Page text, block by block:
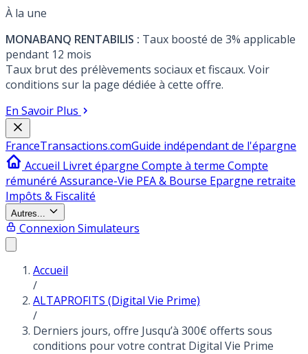
À la une
MONABANQ RENTABILIS : Taux boosté de 3% applicable
pendant 12 mois
Taux brut des prélèvements sociaux et fiscaux. Voir
conditions sur la page dédiée à cette offre.
En Savoir Plus
FranceTransactions.comGuide indépendant de l'épargne
Accueil Livret épargne Compte à terme Compte
rémunéré Assurance-Vie PEA & Bourse Epargne retraite
Impôts & Fiscalité
Autres...
Connexion Simulateurs
Accueil
/
ALTAPROFITS (Digital Vie Prime)
/
Derniers jours, offre Jusqu’à 300€ offerts sous
conditions pour votre contrat Digital Vie Prime